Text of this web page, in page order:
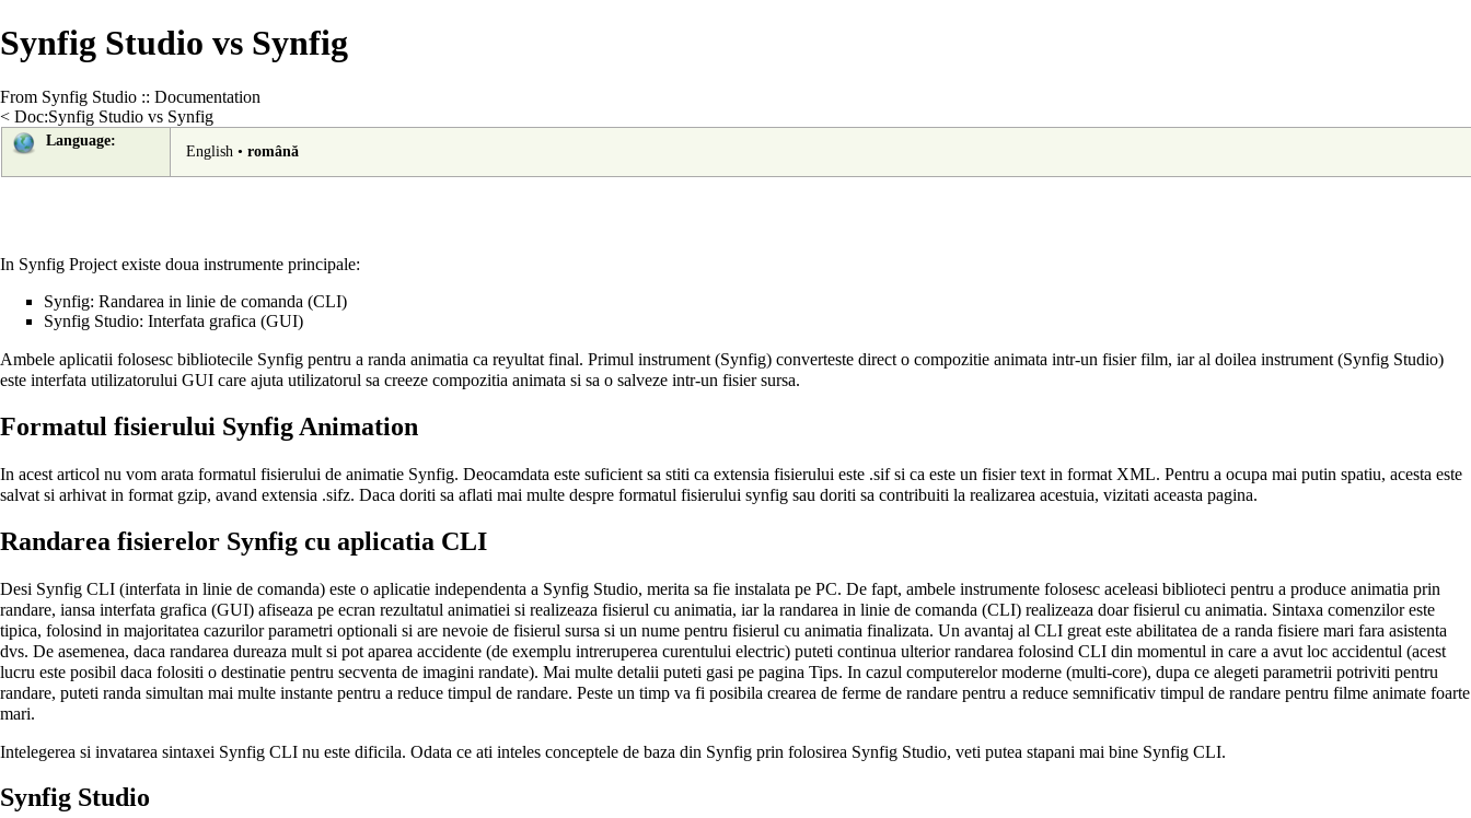
Synfig Studio vs Synfig
From Synfig Studio :: Documentation
< Doc:Synfig Studio vs Synfig
Language:
English• română
In Synfig Project existe doua instrumente principale:
Synfig: Randarea in linie de comanda (CLI)
Synfig Studio: Interfata grafica (GUI)
Ambele aplicatii folosesc bibliotecile Synfig pentru a randa animatia ca reyultat final. Primul instrument (Synfig) converteste direct o compozitie animata intr-un fisier film, iar al doilea instrument (Synfig Studio)
este interfata utilizatorului GUI care ajuta utilizatorul sa creeze compozitia animata si sa o salveze intr-un fisier sursa.
Formatul fisierului Synfig Animation
In acest articol nu vom arata formatul fisierului de animatie Synfig. Deocamdata este suficient sa stiti ca extensia fisierului este .sif si ca este un fisier text in format XML. Pentru a ocupa mai putin spatiu, acesta este
salvat si arhivat in format gzip, avand extensia .sifz. Daca doriti sa aflati mai multe despre formatul fisierului synfig sau doriti sa contribuiti la realizarea acestuia, vizitati aceasta pagina.
Randarea fisierelor Synfig cu aplicatia CLI
Desi Synfig CLI (interfata in linie de comanda) este o aplicatie independenta a Synfig Studio, merita sa fie instalata pe PC. De fapt, ambele instrumente folosesc aceleasi biblioteci pentru a produce animatia prin
randare, iansa interfata grafica (GUI) afiseaza pe ecran rezultatul animatiei si realizeaza fisierul cu animatia, iar la randarea in linie de comanda (CLI) realizeaza doar fisierul cu animatia. Sintaxa comenzilor este
tipica, folosind in majoritatea cazurilor parametri optionali si are nevoie de fisierul sursa si un nume pentru fisierul cu animatia finalizata. Un avantaj al CLI great este abilitatea de a randa fisiere mari fara asistenta
dvs. De asemenea, daca randarea dureaza mult si pot aparea accidente (de exemplu intreruperea curentului electric) puteti continua ulterior randarea folosind CLI din momentul in care a avut loc accidentul (acest
lucru este posibil daca folositi o destinatie pentru secventa de imagini randate). Mai multe detalii puteti gasi pe pagina Tips. In cazul computerelor moderne (multi-core), dupa ce alegeti parametrii potriviti pentru
randare, puteti randa simultan mai multe instante pentru a reduce timpul de randare. Peste un timp va fi posibila crearea de ferme de randare pentru a reduce semnificativ timpul de randare pentru filme animate foarte
mari.
Intelegerea si invatarea sintaxei Synfig CLI nu este dificila. Odata ce ati inteles conceptele de baza din Synfig prin folosirea Synfig Studio, veti putea stapani mai bine Synfig CLI.
Synfig Studio